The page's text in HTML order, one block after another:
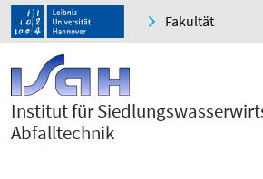
Fakultät
Institut für
Abfalltechnik